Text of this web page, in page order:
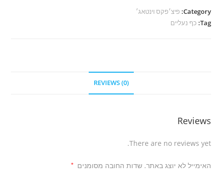
Category: פיצ׳פקס וינטאג׳
Tag: כף נעליים
REVIEWS (0)
Reviews
There are no reviews yet.
האימייל לא יוצג באתר. שדות החובה מסומנים *